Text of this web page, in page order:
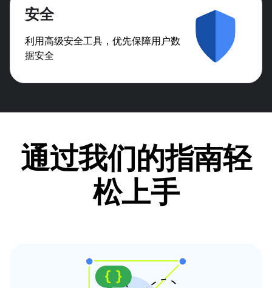
安全
利用高级安全工具，优先保障用户数
据安全
通过我们的指南轻
松上手